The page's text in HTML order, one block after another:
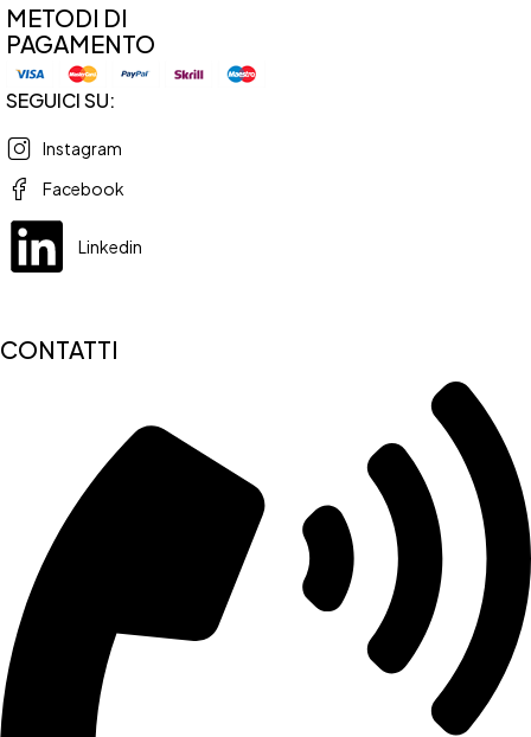
METODI DI
PAGAMENTO
SEGUICI SU:
Instagram
Facebook
Linkedin
CONTATTI